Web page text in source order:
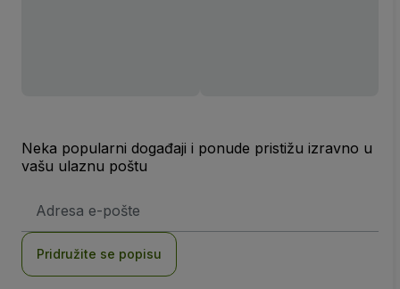
Neka popularni događaji i ponude pristižu izravno u
vašu ulaznu poštu
mail
Pridružite se popisu